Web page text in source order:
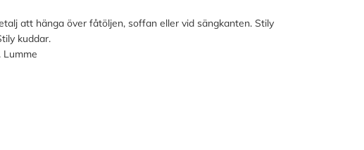
att hänga över fåtöljen, soffan eller vid sängkanten. Stily
kuddar.
Lumme